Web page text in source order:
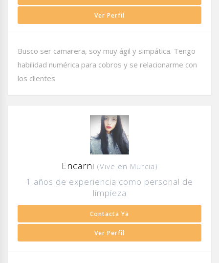
Ver Perfil
Busco ser camarera, soy muy ágil y simpática. Tengo
habilidad numérica para cobros y se relacionarme con
los clientes
Encarni (Vive en Murcia)
1 años de experiencia como personal de
limpieza
Contacta Ya
Ver Perfil